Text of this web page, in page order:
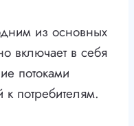
из основных
включает в себя
потоками
к потребителям.